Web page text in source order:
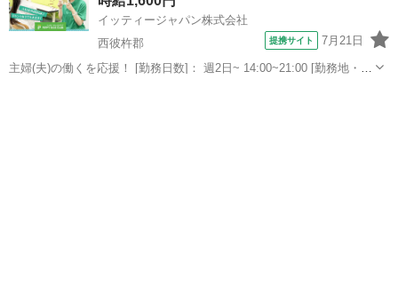
イッティージャパン株式会社
西彼杵郡
提携サイト 7月21日
主婦(夫)の働くを応援！ [勤務日数]： 週2日~ 14:00~21:00 [勤務地・最